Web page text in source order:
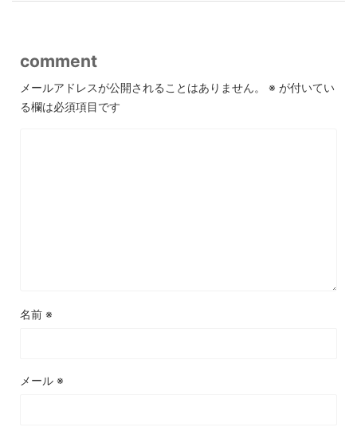
comment
メールアドレスが公開されることはありません。 ※ が付いてい
る欄は必須項目です
名前 ※
メール ※